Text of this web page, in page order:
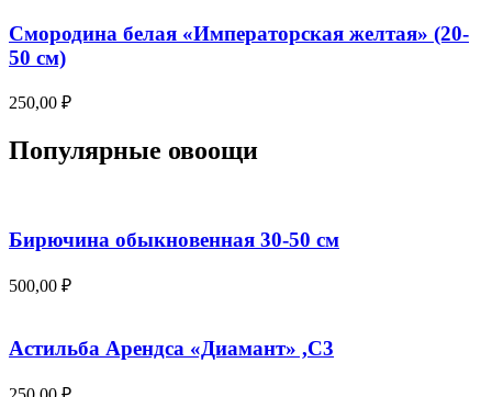
Смородина белая «Императорская желтая» (20-
50 см)
250,00 ₽
Популярные овоощи
Бирючина обыкновенная 30-50 см
500,00 ₽
Астильба Арендса «Диамант» ,С3